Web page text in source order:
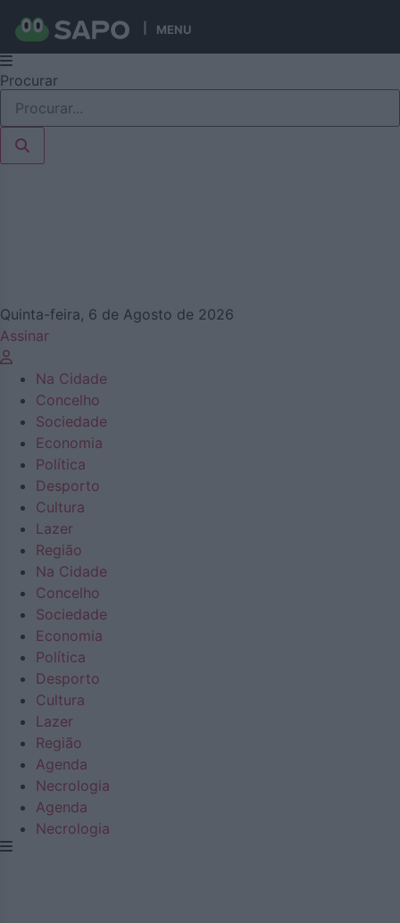
MENU
Pular
para
conteúdo
Procurar
Quinta-feira, 6 de Agosto de 2026
Assinar
Na Cidade
Concelho
Sociedade
Economia
Política
Desporto
Cultura
Lazer
Região
Na Cidade
Concelho
Sociedade
Economia
Política
Desporto
Cultura
Lazer
Região
Agenda
Necrologia
Agenda
Necrologia